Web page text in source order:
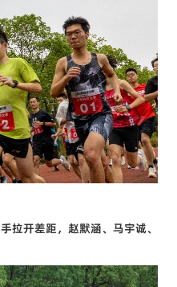
拉开差距，赵默涵、马宇诚、